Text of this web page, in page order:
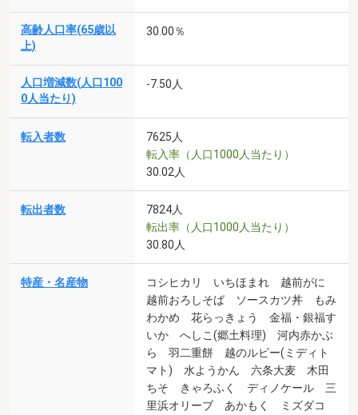
高齢人口率(65歳以
上)
30.00％
人口増減数(人口100
0人当たり)
-7.50人
転入者数
7625人
転入率（人口1000人当たり）
30.02人
転出者数
7824人
転出率（人口1000人当たり）
30.80人
特産・名産物
コシヒカリ いちほまれ 越前がに
越前おろしそば ソースカツ丼 もみ
わかめ 花らっきょう 金福・銀福す
いか へしこ(郷土料理) 河内赤かぶ
ら 羽二重餅 越のルビー(ミディト
マト) 水ようかん 六条大麦 木田
ちそ きゃろふく ディノケール 三
里浜オリーブ あかもく ミズダコ